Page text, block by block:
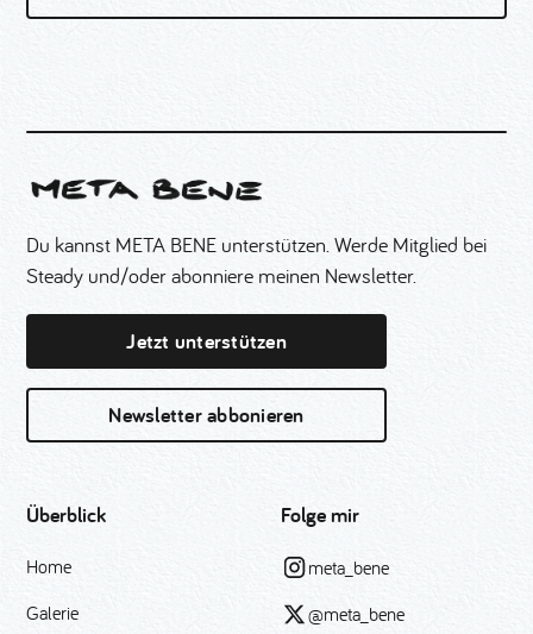
Du kannst META BENE unterstützen. Werde Mitglied bei
Steady und/oder abonniere meinen Newsletter.
Jetzt unterstützen
Newsletter abbonieren
Überblick
Home
Galerie
Folge mir
meta_bene
@meta_bene